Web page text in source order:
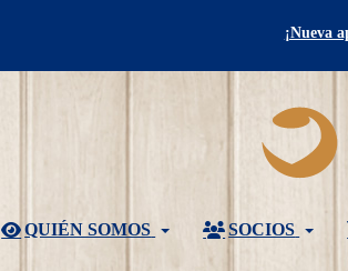
¡Nueva
QUIÉN SOMOS SOCIOS